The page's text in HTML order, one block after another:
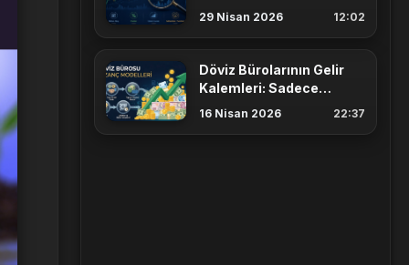
Neden Yetmez?
29 Nisan 2026 12:02
Döviz Bürolarının Gelir
Kalemleri: Sadece
Gişeden mi Para
16 Nisan 2026 22:37